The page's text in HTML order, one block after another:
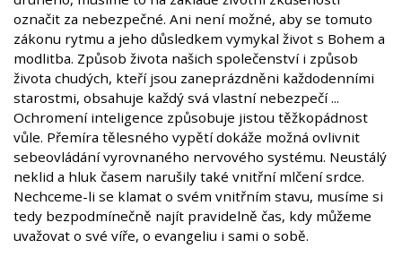
označit za nebezpečné. Ani není možné, aby se tomuto
zákonu rytmu a jeho důsledkem vymykal život s Bohem a
modlitba. Způsob života našich společenství i způsob
života chudých, kteří jsou zaneprázdněni každodenními
starostmi, obsahuje každý svá vlastní nebezpečí ...
Ochromení inteligence způsobuje jistou těžkopádnost
vůle. Přemíra tělesného vypětí dokáže možná ovlivnit
sebeovládání vyrovnaného nervového systému. Neustálý
neklid a hluk časem narušily také vnitřní mlčení srdce.
Nechceme-li se klamat o svém vnitřním stavu, musíme si
tedy bezpodmínečně najít pravidelně čas, kdy můžeme
uvažovat o své víře, o evangeliu i sami o sobě.